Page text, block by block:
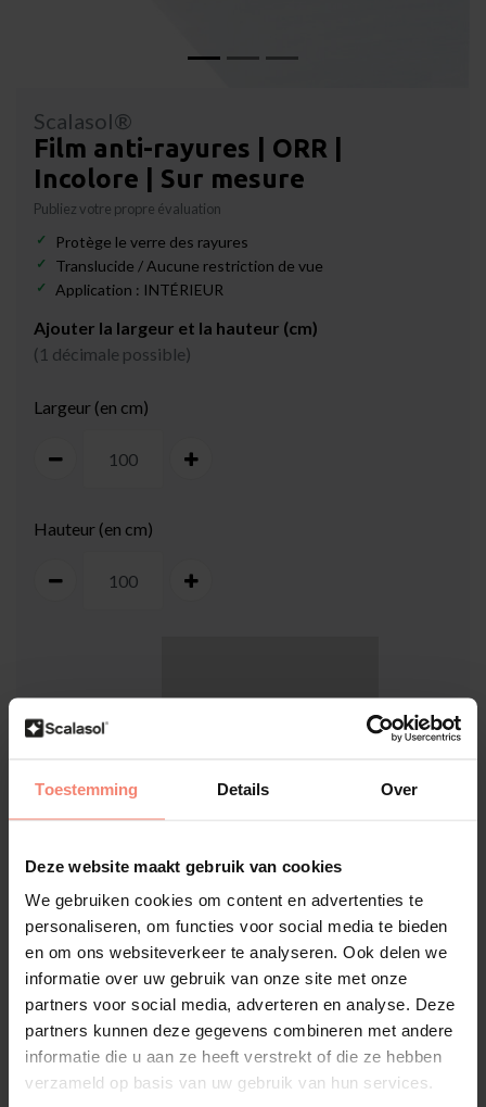
Toestemming Details Over
Deze website maakt gebruik van cookies
We gebruiken cookies om content en advertenties te
personaliseren, om functies voor social media te bieden
en om ons websiteverkeer te analyseren. Ook delen we
informatie over uw gebruik van onze site met onze
partners voor social media, adverteren en analyse. Deze
partners kunnen deze gegevens combineren met andere
informatie die u aan ze heeft verstrekt of die ze hebben
verzameld op basis van uw gebruik van hun services.
Scalasol®
Film anti-rayures | ORR |
Incolore | Sur mesure
Publiez votre propre évaluation
Protège le verre des rayures
Translucide / Aucune restriction de vue
Application : INTÉRIEUR
Ajouter la largeur et la hauteur (cm)
(1 décimale possible)
Largeur (en cm)
Hauteur (en cm)
Comment mesurer ma vitre ?
Prix total (Total avec les taxes):
€30,00
Inclus avec la garantie de pose Scalasol® PoseSûre
Disponible